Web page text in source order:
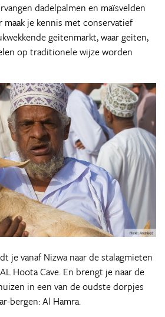
dadelpalmen en maïsvelden
je kennis met conservatief
geitenmarkt, waar geiten,
op traditionele wijze worden
je vanaf Nizwa naar de stalagmieten
Hoota Cave. En brengt je naar de
in een van de oudste dorpjes
bergen: Al Hamra.